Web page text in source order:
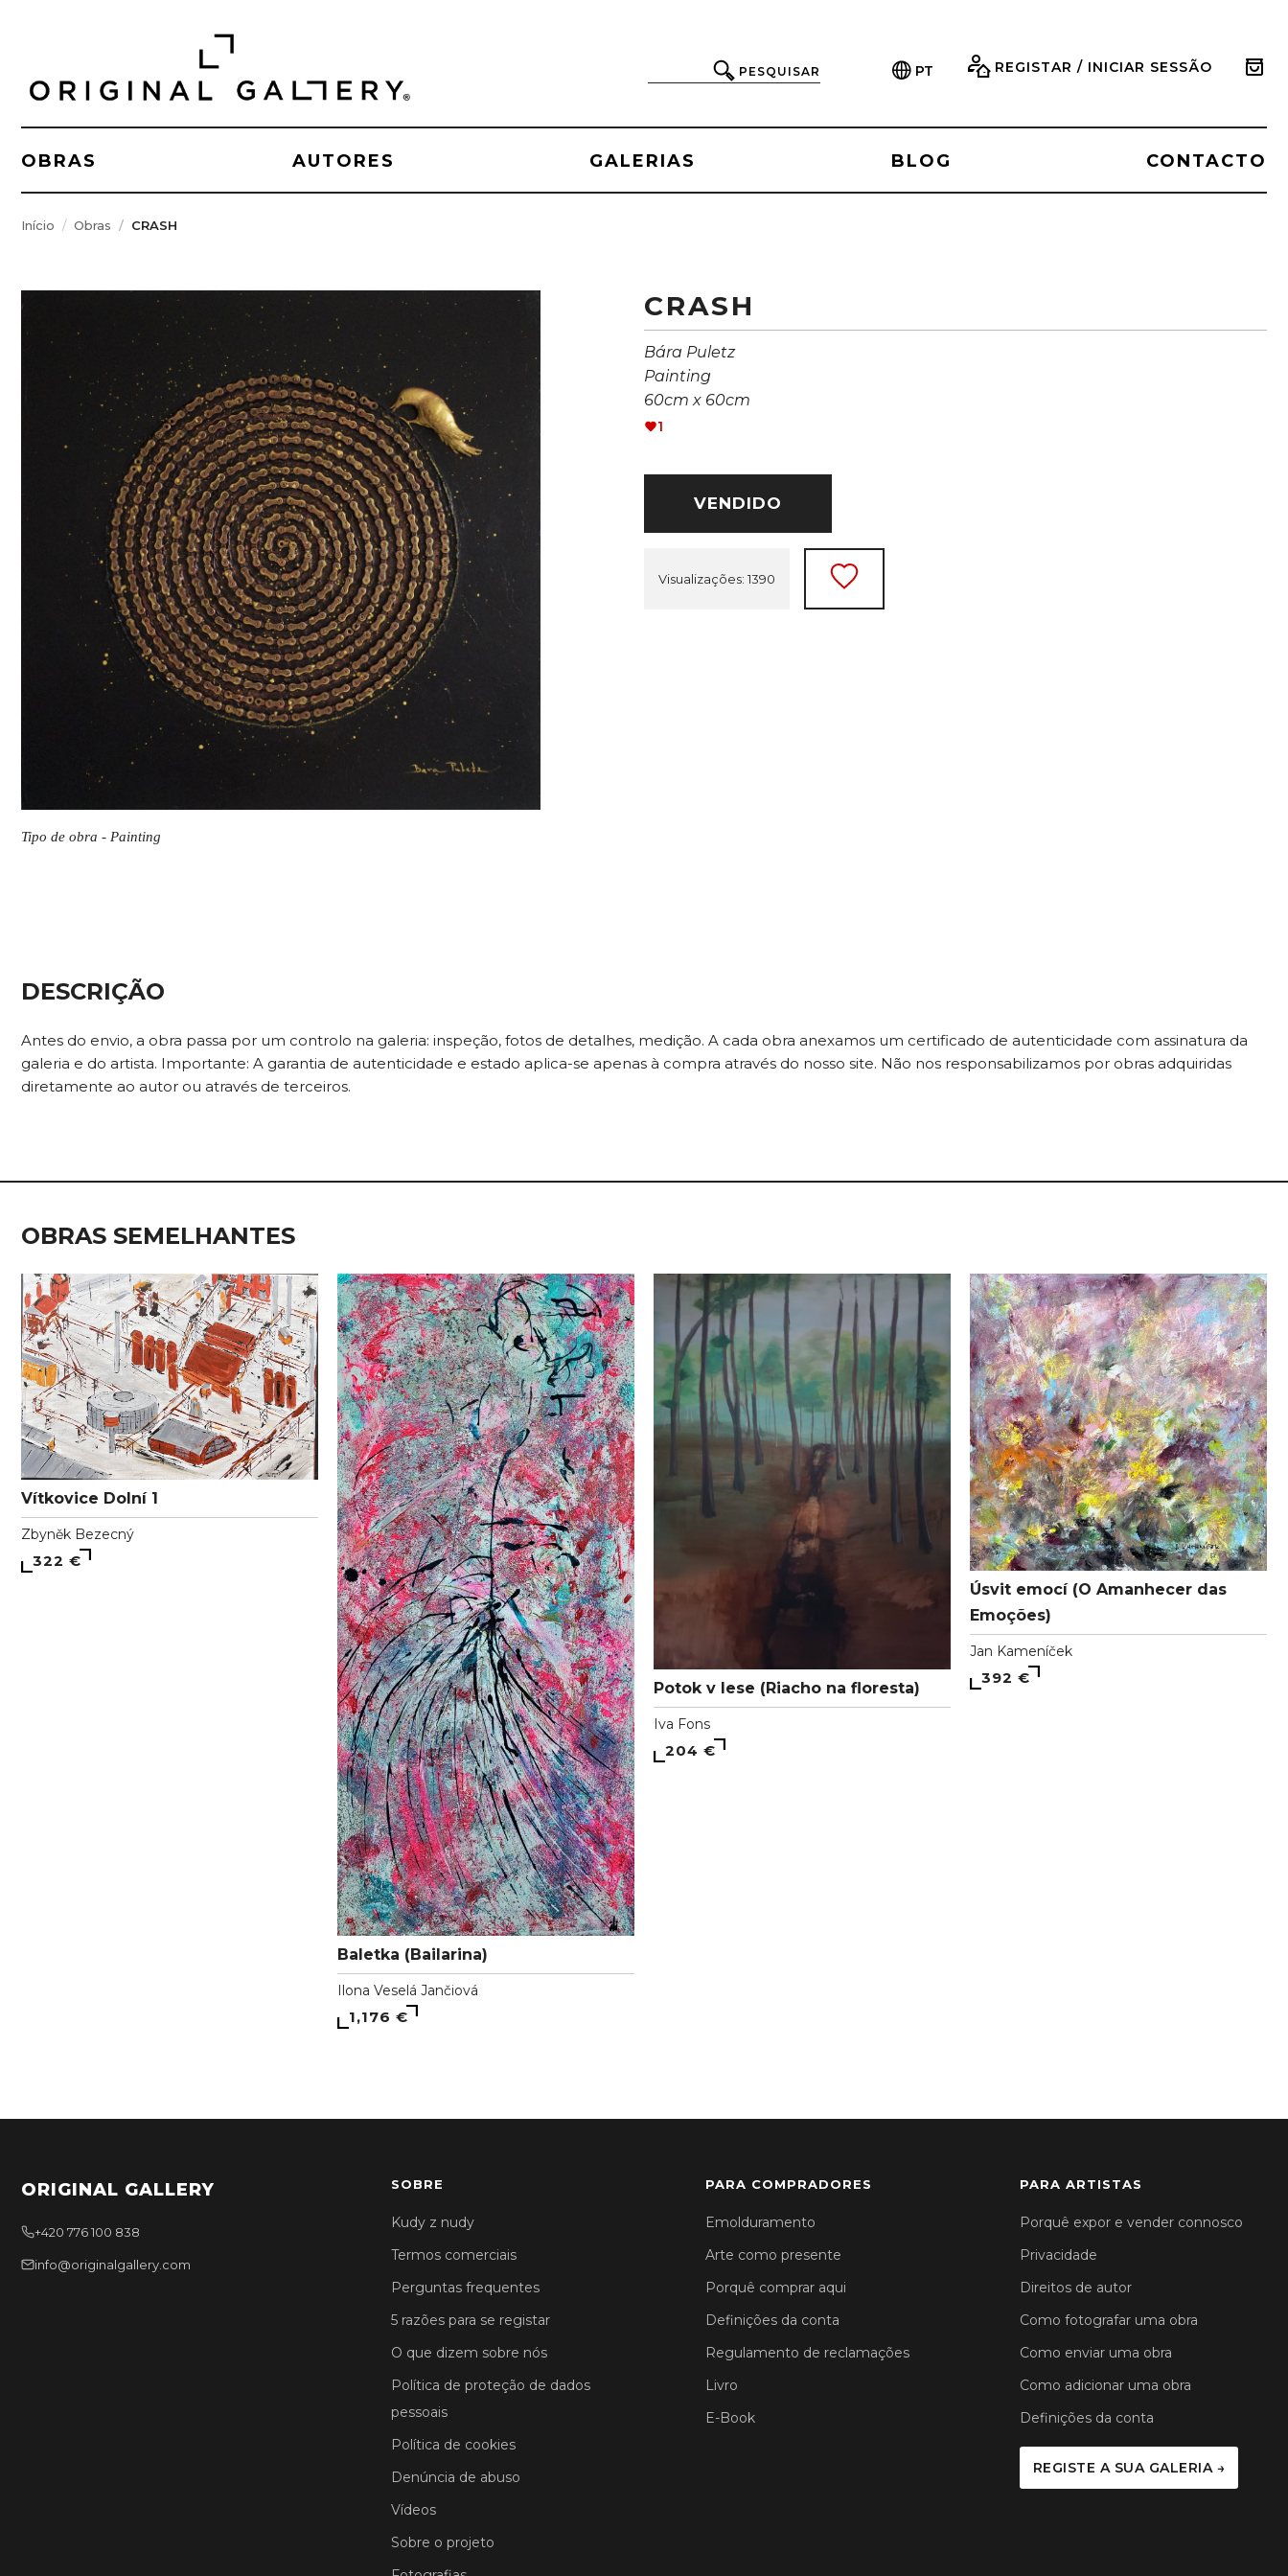
PESQUISAR PT REGISTAR / INICIAR SESSÃO
OBRAS AUTORES GALERIAS BLOG CONTACTO
Início Obras CRASH
Tipo de obra - Painting
CRASH
Bára Puletz
Painting
60cm x 60cm
1
VENDIDO
Visualizações: 1390
DESCRIÇÃO
Antes do envio, a obra passa por um controlo na galeria: inspeção, fotos de detalhes, medição. A cada obra anexamos um certificado de autenticidade com assinatura da
galeria e do artista. Importante: A garantia de autenticidade e estado aplica-se apenas à compra através do nosso site. Não nos responsabilizamos por obras adquiridas
diretamente ao autor ou através de terceiros.
OBRAS SEMELHANTES
Vítkovice Dolní 1
Zbyněk Bezecný
322 €
Baletka (Bailarina)
Ilona Veselá Jančiová
1,176 €
Potok v lese (Riacho na floresta)
Iva Fons
204 €
Úsvit emocí (O Amanhecer das
Emoções)
Jan Kameníček
392 €
ORIGINAL GALLERY
+420 776 100 838
info@originalgallery.com
SOBRE
Kudy z nudy
Termos comerciais
Perguntas frequentes
5 razões para se registar
O que dizem sobre nós
Política de proteção de dados
pessoais
Política de cookies
Denúncia de abuso
Vídeos
Sobre o projeto
PARA COMPRADORES
Emolduramento
Arte como presente
Porquê comprar aqui
Definições da conta
Regulamento de reclamações
Livro
E-Book
PARA ARTISTAS
Porquê expor e vender connosco
Privacidade
Direitos de autor
Como fotografar uma obra
Como enviar uma obra
Como adicionar uma obra
Definições da conta
REGISTE A SUA GALERIA →